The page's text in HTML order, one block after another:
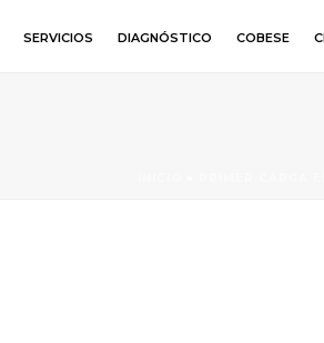
SERVICIOS DIAGNÓSTICO COBESE